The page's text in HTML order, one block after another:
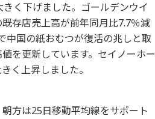
く下げました。ゴールデンウイ
存店売上高が前年同月比7.7％減
中国の紙おむつが復活の兆しと取
を更新しています。セイノーホー
く上昇しました。
方は25日移動平均線をサポート